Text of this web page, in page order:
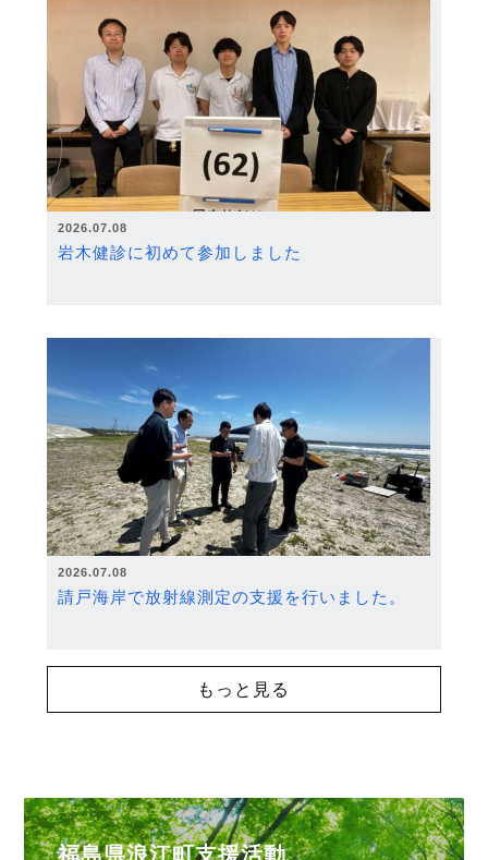
2026.07.08
岩木健診に初めて参加しました
2026.07.08
請戸海岸で放射線測定の支援を行いました。
もっと見る
福島県浪江町支援活動